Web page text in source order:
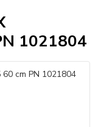
1021804